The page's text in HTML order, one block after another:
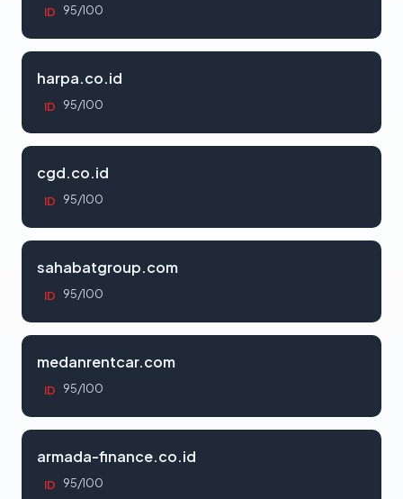
ID 95/100
harpa.co.id
ID 95/100
cgd.co.id
ID 95/100
sahabatgroup.com
ID 95/100
medanrentcar.com
ID 95/100
armada-finance.co.id
ID 95/100